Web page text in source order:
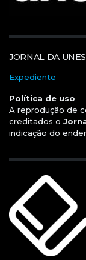
JORNAL DA
Expediente
Política de uso
A reprodução de
creditados o
indicação do